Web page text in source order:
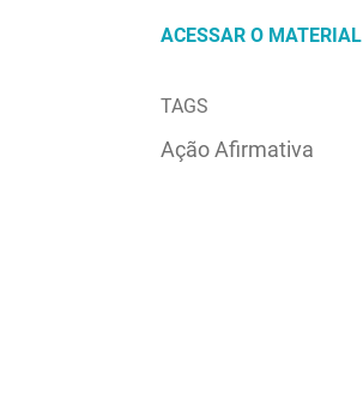
ACESSAR O MATERIAL
TAGS
Ação Afirmativa